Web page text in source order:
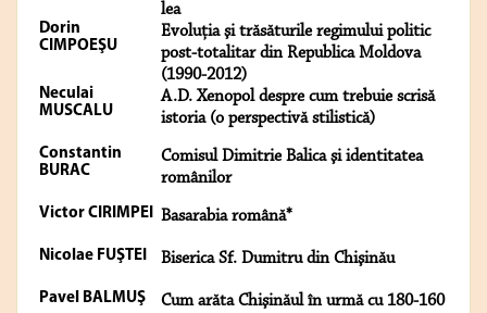
lea
Dorin
CIMPOEŞU
Evoluţia şi trăsăturile regimului politic
post-totalitar din Republica Moldova
(1990-2012)
Neculai
MUSCALU
A.D. Xenopol despre cum trebuie scrisă
istoria (o perspectivă stilistică)
Constantin
BURAC
Comisul Dimitrie Balica şi identitatea
românilor
Victor CIRIMPEI Basarabia română*
Nicolae FUŞTEI Biserica Sf. Dumitru din Chişinău
Pavel BALMUŞ
Cum arăta Chişinăul în urmă cu 180-160